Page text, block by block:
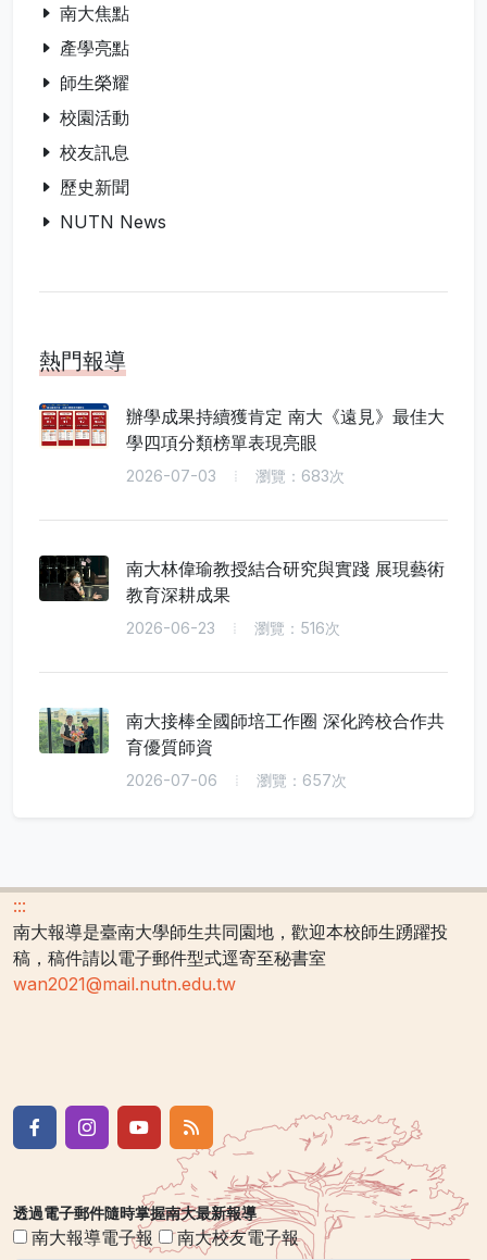
南大焦點
產學亮點
師生榮耀
校園活動
校友訊息
歷史新聞
NUTN News
熱門報導
辦學成果持續獲肯定 南大《遠見》最佳大
學四項分類榜單表現亮眼
2026-07-03 瀏覽：683次
南大林偉瑜教授結合研究與實踐 展現藝術
教育深耕成果
2026-06-23 瀏覽：516次
南大接棒全國師培工作圈 深化跨校合作共
育優質師資
2026-07-06 瀏覽：657次
:::
南大報導是臺南大學師生共同園地，歡迎本校師生踴躍投
稿，稿件請以電子郵件型式逕寄至秘書室
wan2021@mail.nutn.edu.tw
透過電子郵件隨時掌握南大最新報導
南大報導電子報 南大校友電子報